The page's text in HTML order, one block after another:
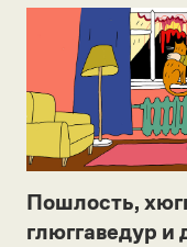
Пошлость,
глюггаведур и